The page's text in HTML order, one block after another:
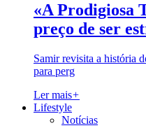
«A Prodigiosa
preço de ser
Samir revisita a história
para perg
Ler mais+
Lifestyle
Notícias